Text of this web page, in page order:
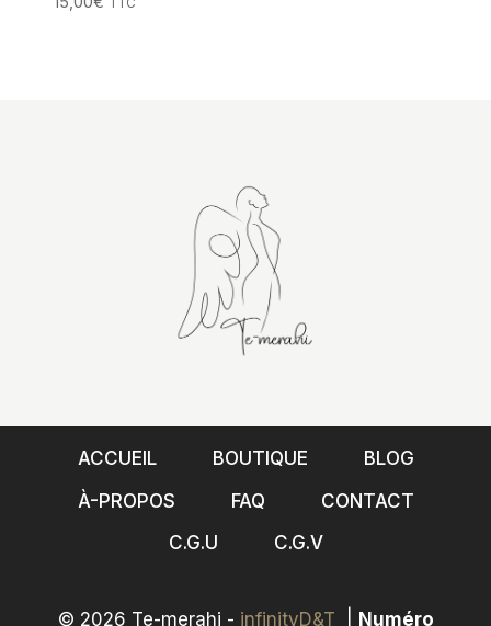
TTC
ACCUEIL BOUTIQUE
BLOG
À-PROPOS
FAQ
CONTACT
C.G.U
C.G.V
© 2026 Te-merahi - infinityD&T Numéro